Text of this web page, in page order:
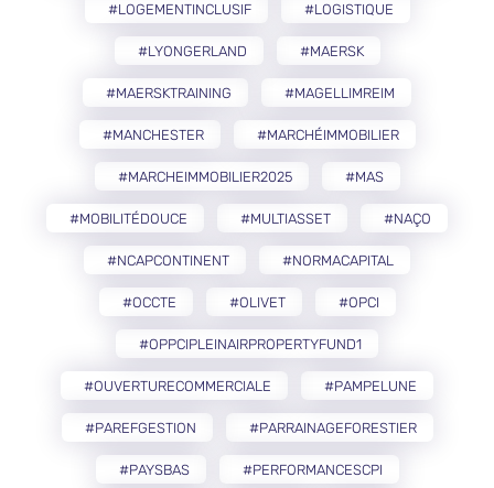
#LOGEMENTINCLUSIF #LOGISTIQUE
#LYONGERLAND #MAERSK
#MAERSKTRAINING #MAGELLIMREIM
#MANCHESTER #MARCHÉIMMOBILIER
#MARCHEIMMOBILIER2025 #MAS
#MOBILITÉDOUCE #MULTIASSET #NAÇO
#NCAPCONTINENT #NORMACAPITAL
#OCCTE #OLIVET #OPCI
#OPPCIPLEINAIRPROPERTYFUND1
#OUVERTURECOMMERCIALE #PAMPELUNE
#PAREFGESTION #PARRAINAGEFORESTIER
#PAYSBAS #PERFORMANCESCPI